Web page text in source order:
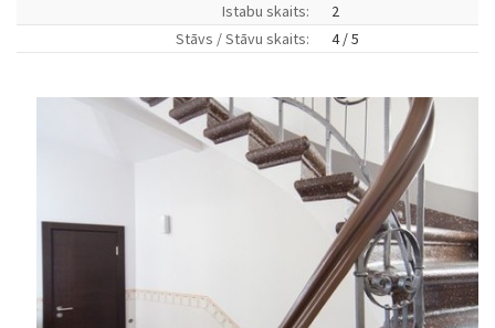
Istabu skaits:
2
Stāvs / Stāvu skaits:
4 / 5